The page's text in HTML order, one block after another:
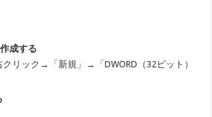
成する
リック→「新規」→「DWORD（32ビット）